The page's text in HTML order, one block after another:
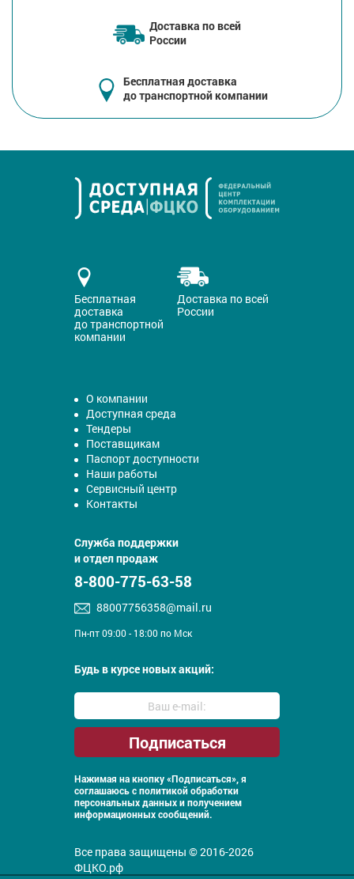
Доставка по всей
России
Бесплатная доставка
до транспортной компании
Бесплатная
доставка
до транспортной
компании
Доставка по всей
России
О компании
Доступная среда
Тендеры
Поставщикам
Паспорт доступности
Наши работы
Сервисный центр
Контакты
Служба поддержки
и отдел продаж
8-800-775-63-58
88007756358@mail.ru
Пн-пт 09:00 - 18:00 по Мск
Будь в курсе новых акций:
Нажимая на кнопку «Подписаться», я
соглашаюсь с политикой обработки
персональных данных и получением
информационных сообщений.
Все права защищены © 2016-2026
ФЦКО.рф